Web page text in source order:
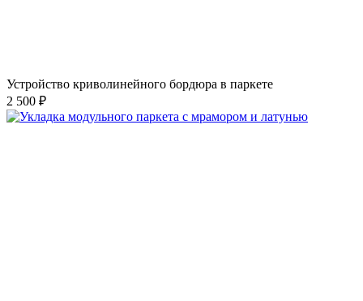
Устройство криволинейного бордюра в паркете
2 500 ₽